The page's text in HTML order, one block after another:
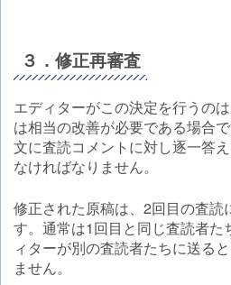
３．修正再審査
エディターがこの決定を行うの
は相当の改善が必要である場合
文に査読コメントに対し逐一答
なければなりません。
修正された原稿は、2回目の査読
す。通常は1回目と同じ査読者た
ィターが別の査読者たちに送る
ません。